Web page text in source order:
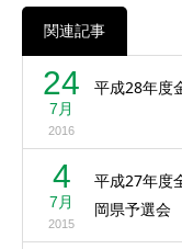
関連記事
24
7月
2016
平成28年度
4
7月
2015
平成27年度
岡県予選会